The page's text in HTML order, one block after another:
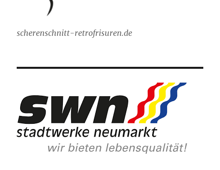
scherenschnitt-retrofrisuren.de